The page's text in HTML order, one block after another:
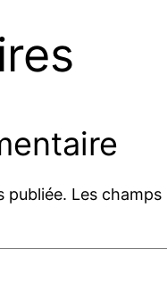
publiée. Les